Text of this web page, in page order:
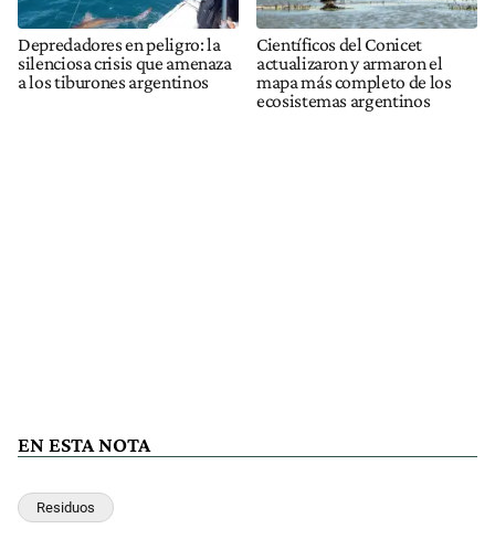
Depredadores en peligro: la
silenciosa crisis que amenaza
a los tiburones argentinos
Científicos del Conicet
actualizaron y armaron el
mapa más completo de los
ecosistemas argentinos
EN ESTA NOTA
Residuos